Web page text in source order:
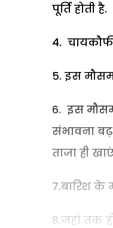
पूर्ति होती है.
4.
5. इस
6. इस
संभावना
ताजा ही
7.बारिश के
8.जहां तक